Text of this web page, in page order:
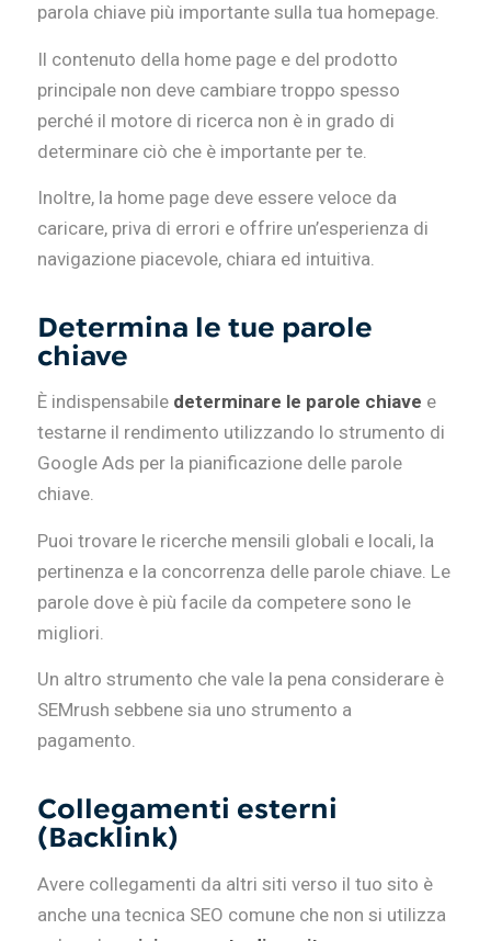
parola chiave più importante sulla tua homepage.
Il contenuto della home page e del prodotto
principale non deve cambiare troppo spesso
perché il motore di ricerca non è in grado di
determinare ciò che è importante per te.
Inoltre, la home page deve essere veloce da
caricare, priva di errori e offrire un’esperienza di
navigazione piacevole, chiara ed intuitiva.
Determina le tue parole
chiave
È indispensabile determinare le parole chiave e
testarne il rendimento utilizzando lo strumento di
Google Ads per la pianificazione delle parole
chiave.
Puoi trovare le ricerche mensili globali e locali, la
pertinenza e la concorrenza delle parole chiave. Le
parole dove è più facile da competere sono le
migliori.
Un altro strumento che vale la pena considerare è
SEMrush sebbene sia uno strumento a
pagamento.
Collegamenti esterni
(Backlink)
Avere collegamenti da altri siti verso il tuo sito è
anche una tecnica SEO comune che non si utilizza